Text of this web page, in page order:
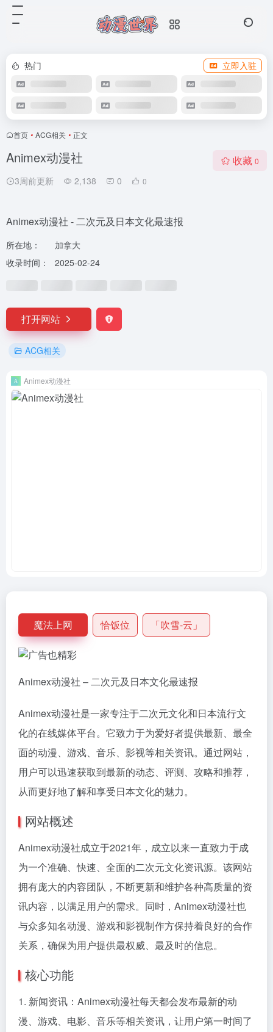
热门 立即入驻
首页 • ACG相关 • 正文
Animex动漫社
3周前更新 2,138 0 0
收藏 0
Animex动漫社 - 二次元及日本文化最速报
所在地：
加拿大
收录时间：
2025-02-24
打开网站
ACG相关
Animex动漫社
魔法上网 恰饭位 「吹雪-云」
Animex动漫社 – 二次元及日本文化最速报
Animex动漫社是一家专注于二次元文化和日本流行文
化的在线媒体平台。它致力于为爱好者提供最新、最全
面的动漫、游戏、音乐、影视等相关资讯。通过网站，
用户可以迅速获取到最新的动态、评测、攻略和推荐，
从而更好地了解和享受日本文化的魅力。
网站概述
Animex动漫社成立于2021年，成立以来一直致力于成
为一个准确、快速、全面的二次元文化资讯源。该网站
拥有庞大的内容团队，不断更新和维护各种高质量的资
讯内容，以满足用户的需求。同时，Animex动漫社也
与众多知名动漫、游戏和影视制作方保持着良好的合作
关系，确保为用户提供最权威、最及时的信息。
核心功能
1. 新闻资讯：Animex动漫社每天都会发布最新的动
漫、游戏、电影、音乐等相关资讯，让用户第一时间了